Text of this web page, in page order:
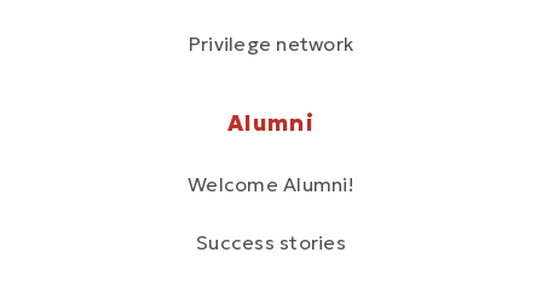
Privilege network
Alumni
Welcome Alumni!
Success stories